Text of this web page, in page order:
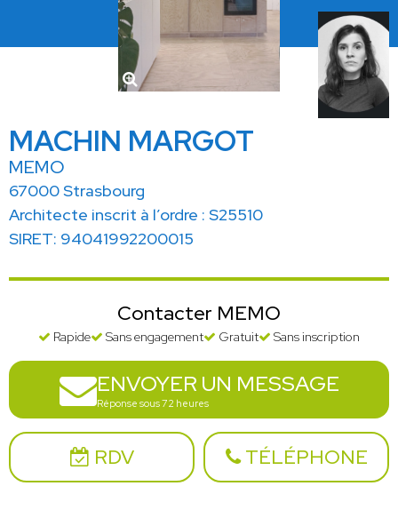
MACHIN MARGOT
MEMO
67000 Strasbourg
Architecte inscrit à l’ordre : S25510
SIRET: 94041992200015
Contacter MEMO
Rapide Sans engagement Gratuit Sans inscription
ENVOYER UN MESSAGE
Réponse sous 72 heures
RDV TÉLÉPHONE